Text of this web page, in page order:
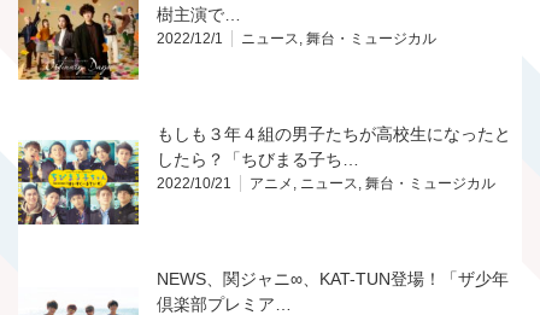
樹主演で…
2022/12/1 ニュース, 舞台・ミュージカル
もしも３年４組の男子たちが高校生になったと
したら？「ちびまる子ち…
2022/10/21 アニメ , ニュース, 舞台・ミュージカル
NEWS、関ジャニ∞、KAT-TUN登場！「ザ少年
倶楽部プレミア…